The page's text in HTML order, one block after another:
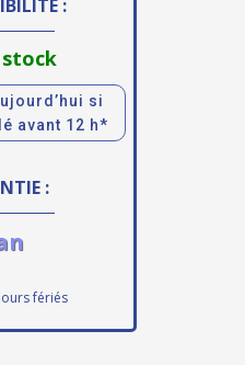
:
stock
si
avant 12 h*
:
fériés